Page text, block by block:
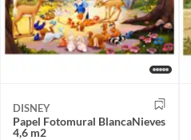
DISNEY
Papel Fotomural BlancaNieves
4,6 m2